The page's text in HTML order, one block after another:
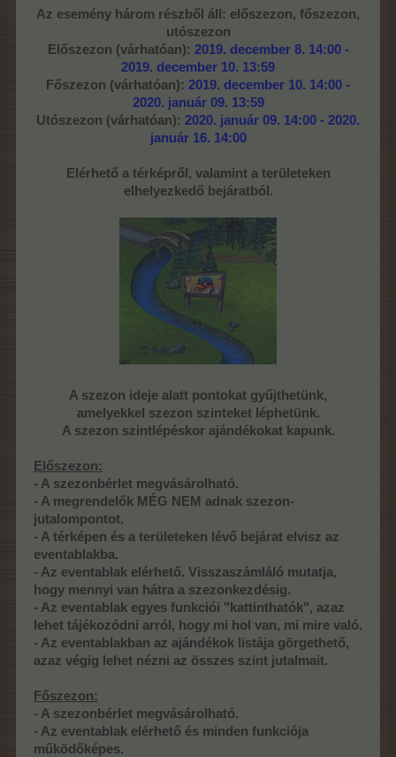
Az esemény három részből áll: előszezon, főszezon,
utószezon
Előszezon (várhatóan): 2019. december 8. 14:00 -
2019. december 10. 13:59
Főszezon (várhatóan): 2019. december 10. 14:00 -
2020. január 09. 13:59
Utószezon (várhatóan): 2020. január 09. 14:00 - 2020.
január 16. 14:00
Elérhető a térképről, valamint a területeken
elhelyezkedő bejáratból.
A szezon ideje alatt pontokat gyűjthetünk,
amelyekkel szezon szinteket léphetünk.
A szezon szintlépéskor ajándékokat kapunk.
Előszezon:
- A szezonbérlet megvásárolható.
- A megrendelők MÉG NEM adnak szezon-
jutalompontot.
- A térképen és a területeken lévő bejárat elvisz az
eventablakba.
- Az eventablak elérhető. Visszaszámláló mutatja,
hogy mennyi van hátra a szezonkezdésig.
- Az eventablak egyes funkciói "kattinthatók", azaz
lehet tájékozódni arról, hogy mi hol van, mi mire való.
- Az eventablakban az ajándékok listája görgethető,
azaz végig lehet nézni az összes szint jutalmait.
Főszezon:
- A szezonbérlet megvásárolható.
- Az eventablak elérhető és minden funkciója
működőképes.